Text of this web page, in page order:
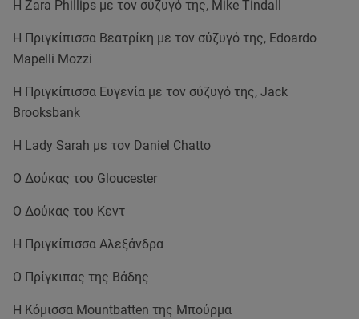
H Zara Phillips με τον σύζυγό της, Mike Tindall
Η Πριγκίπισσα Βεατρίκη με τον σύζυγό της, Edoardo
Mapelli Mozzi
Η Πριγκίπισσα Ευγενία με τον σύζυγό της, Jack
Brooksbank
Η Lady Sarah με τον Daniel Chatto
Ο Δούκας του Gloucester
Ο Δούκας του Κεντ
Η Πριγκίπισσα Αλεξάνδρα
Ο Πρίγκιπας της Βάδης
Η Κόμισσα Mountbatten της Μπούρμα